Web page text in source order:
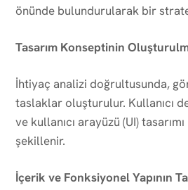
önünde bulundurularak bir
Tasarım Konseptinin
İhtiyaç analizi doğrultusunda,
taslaklar oluşturulur. Kullanıcı
ve kullanıcı arayüzü (UI)
şekillenir.
İçerik ve Fonksiyonel Yapının